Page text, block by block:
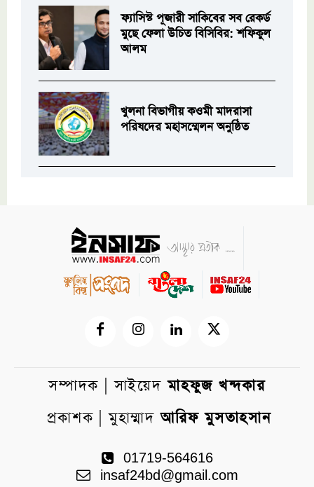
ফ্যাসিস্ট পূজারী সাকিবের সব রেকর্ড
মুছে ফেলা উচিত বিসিবির: শফিকুল
আলম
খুলনা বিভাগীয় কওমী মাদরাসা
পরিষদের মহাসম্মেলন অনুষ্ঠিত
সম্পাদক | সাইয়েদমাহফুজ খন্দকার
প্রকাশক | মুহাম্মাদআরিফ মুসতাহসান
01719-564616
insaf24bd@gmail.com